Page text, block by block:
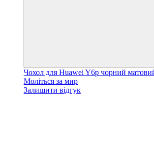
Чохол для Huawei Y6p чорний
Моліться за мир
Залишити відгук